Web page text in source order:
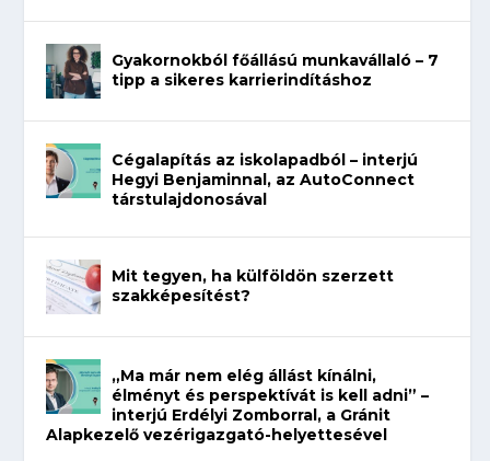
Gyakornokból főállású munkavállaló – 7
tipp a sikeres karrierindításhoz
Cégalapítás az iskolapadból – interjú
Hegyi Benjaminnal, az AutoConnect
társtulajdonosával
Mit tegyen, ha külföldön szerzett
szakképesítést?
„Ma már nem elég állást kínálni,
élményt és perspektívát is kell adni” –
interjú Erdélyi Zomborral, a Gránit
Alapkezelő vezérigazgató-helyettesével